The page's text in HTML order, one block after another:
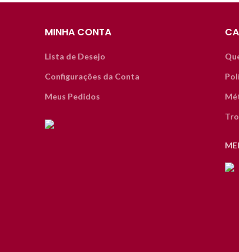
MINHA CONTA
Lista de Desejo
Configurações da Conta
Meus Pedidos